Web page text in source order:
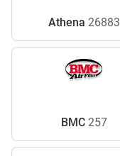
Athena 26883
BMC 257